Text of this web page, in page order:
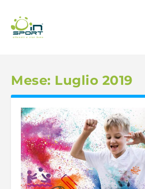
Mese: Luglio 2019